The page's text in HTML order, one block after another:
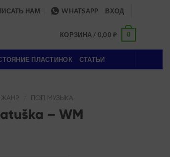
НАМ WHATSAPP ВХОД
КОРЗИНА / 0,00₽ 0
ПЛАСТИНОК СТАТЬИ
ЖАНР ПОП МУЗЫКА
– WM